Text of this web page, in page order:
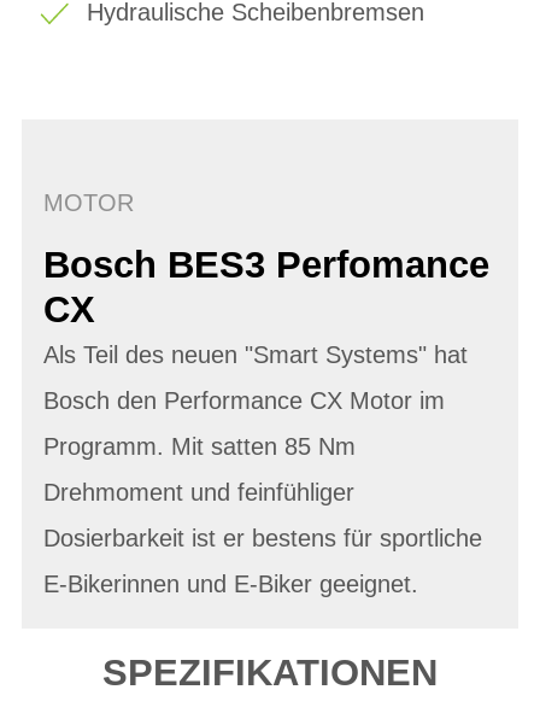
Hydraulische Scheibenbremsen
MOTOR
Bosch BES3 Perfomance
CX
Als Teil des neuen "Smart Systems" hat
Bosch den Performance CX Motor im
Programm. Mit satten 85 Nm
Drehmoment und feinfühliger
Dosierbarkeit ist er bestens für sportliche
E-Bikerinnen und E-Biker geeignet.
SPEZIFIKATIONEN